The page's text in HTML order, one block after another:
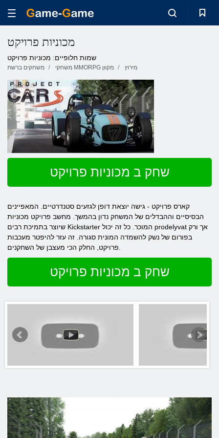
מכוניות פרויקט
שמות חלופיים: מכוניות פרויקט
משחקים ברשת משחקי MMORPG מקוון מירוץ
שחק ב מכוניות פרויקט
קארס פרויקט - גישה יוצאת דופן לגזעים סטנדרטיים. המאפיינים
הבסיסיים וההבדלים של המשחק נדון בהמשך. מחשב פרויקט מכוניות
שיוצר בתמיכת רבים Kickstarter המוכר. כל זה יכול prodelyvat אך ורק
בפורום של נשק להשמדה המונית סגורה. זה עזר להיפטר מעכבות
שחק ב מכוניות פרויקט